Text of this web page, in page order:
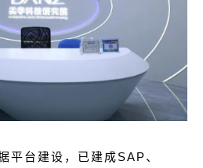
台建设，已建成SAP、